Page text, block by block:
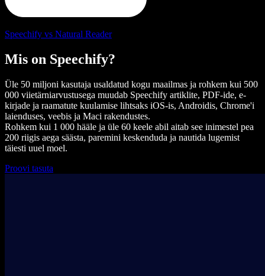
Speechify vs Natural Reader
Mis on Speechify?
Üle 50 miljoni kasutaja usaldatud kogu maailmas ja rohkem kui 500
000 viietärniarvustusega muudab Speechify artiklite, PDF-ide, e-
kirjade ja raamatute kuulamise lihtsaks iOS-is, Androidis, Chrome'i
laienduses, veebis ja Maci rakendustes.
Rohkem kui 1 000 hääle ja üle 60 keele abil aitab see inimestel pea
200 riigis aega säästa, paremini keskenduda ja nautida lugemist
täiesti uuel moel.
Proovi tasuta